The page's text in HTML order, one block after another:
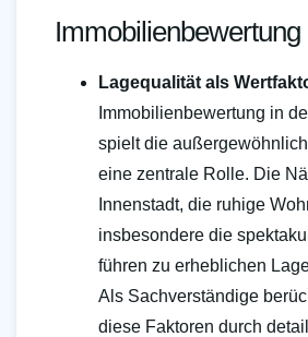
Immobilienbewertung
Lagequalität als
Immobilienbewertung in
spielt die
eine zentrale Rolle. Die
Innenstadt, die ruhige
insbesondere die
führen zu erheblichen
Als Sachverständige
diese Faktoren durch